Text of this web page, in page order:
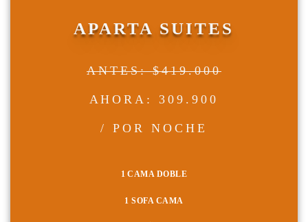
APARTA SUITES
ANTES: $419.000
AHORA: 309.900
/ POR NOCHE
1 CAMA DOBLE
1 SOFA CAMA